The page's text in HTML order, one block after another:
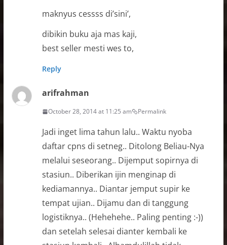
maknyus cessss di’sini’,
dibikin buku aja mas kaji,
best seller mesti wes to,
Reply
arifrahman
October 28, 2014 at 11:25 am Permalink
Jadi inget lima tahun lalu.. Waktu nyoba
daftar cpns di setneg.. Ditolong Beliau-Nya
melalui seseorang.. Dijemput sopirnya di
stasiun.. Diberikan ijin menginap di
kediamannya.. Diantar jemput supir ke
tempat ujian.. Dijamu dan di tanggung
logistiknya.. (Hehehehe.. Paling penting :-))
dan setelah selesai dianter kembali ke